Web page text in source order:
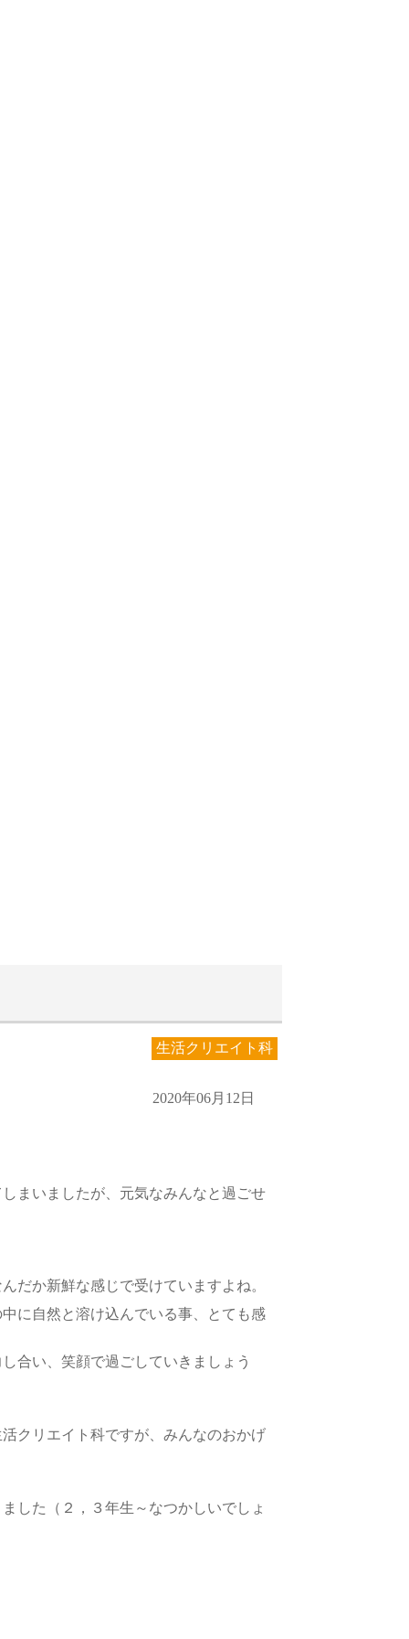
生活クリエイト科
2020年06月12日
まいましたが、元気なみんなと過ごせ
だか新鮮な感じで受けていますよね。
に自然と溶け込んでいる事、とても感
合い、笑顔で過ごしていきましょう
クリエイト科ですが、みんなのおかげ
した（２，３年生～なつかしいでしょ